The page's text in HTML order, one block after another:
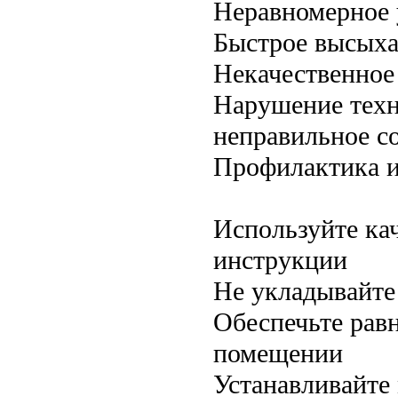
Неравномерное
Быстрое
Нарушение
неправильное
Профилактика
Используйте
инструкции
Не
Обеспечьте
помещении